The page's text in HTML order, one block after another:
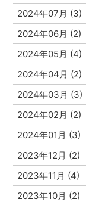
2024年07月 (3)
2024年06月 (2)
2024年05月 (4)
2024年04月 (2)
2024年03月 (3)
2024年02月 (2)
2024年01月 (3)
2023年12月 (2)
2023年11月 (4)
2023年10月 (2)